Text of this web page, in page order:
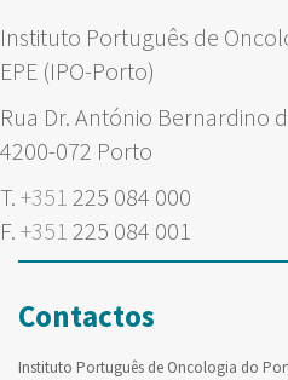
Instituto Português de
EPE (IPO-Porto)
Rua Dr. António Bernardino
4200-072 Porto
T. +351 225 084 000
F. +351 225 084 001
Contactos
Instituto Português de Oncologia do